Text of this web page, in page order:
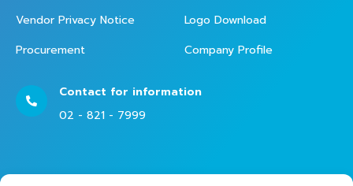
Vendor Privacy Notice
Procurement
Logo Download
Company Profile
Contact for information
02 - 821 - 7999